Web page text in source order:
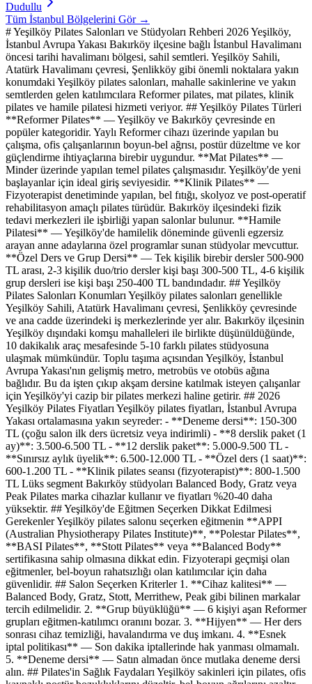
Dudullu
Tüm İstanbul Bölgelerini Gör →
# Yeşilköy Pilates Salonları ve Stüdyoları Rehberi 2026 Yeşilköy,
İstanbul Avrupa Yakası Bakırköy ilçesine bağlı İstanbul Havalimanı
öncesi tarihi havalimanı bölgesi, sahil semtleri. Yeşilköy Sahili,
Atatürk Havalimanı çevresi, Şenlikköy gibi önemli noktalara yakın
konumdaki Yeşilköy pilates salonları, mahalle sakinlerine ve yakın
semtlerden gelen katılımcılara Reformer pilates, mat pilates, klinik
pilates ve hamile pilatesi hizmeti veriyor. ## Yeşilköy Pilates Türleri
**Reformer Pilates** — Yeşilköy ve Bakırköy çevresinde en
popüler kategoridir. Yaylı Reformer cihazı üzerinde yapılan bu
çalışma, ofis çalışanlarının boyun-bel ağrısı, postür düzeltme ve kor
güçlendirme ihtiyaçlarına birebir uygundur. **Mat Pilates** —
Minder üzerinde yapılan temel pilates çalışmasıdır. Yeşilköy'de yeni
başlayanlar için ideal giriş seviyesidir. **Klinik Pilates** —
Fizyoterapist denetiminde yapılan, bel fıtığı, skolyoz ve post-operatif
rehabilitasyon amaçlı pilates türüdür. Bakırköy ilçesindeki fizik
tedavi merkezleri ile işbirliği yapan salonlar bulunur. **Hamile
Pilatesi** — Yeşilköy'de hamilelik döneminde güvenli egzersiz
arayan anne adaylarına özel programlar sunan stüdyolar mevcuttur.
**Özel Ders ve Grup Dersi** — Tek kişilik birebir dersler 500-900
TL arası, 2-3 kişilik duo/trio dersler kişi başı 300-500 TL, 4-6 kişilik
grup dersleri ise kişi başı 250-400 TL bandındadır. ## Yeşilköy
Pilates Salonları Konumları Yeşilköy pilates salonları genellikle
Yeşilköy Sahili, Atatürk Havalimanı çevresi, Şenlikköy çevresinde
ve ana cadde üzerindeki iş merkezlerinde yer alır. Bakırköy ilçesinin
Yeşilköy dışındaki komşu mahalleleri ile birlikte düşünüldüğünde,
10 dakikalık araç mesafesinde 5-10 farklı pilates stüdyosuna
ulaşmak mümkündür. Toplu taşıma açısından Yeşilköy, İstanbul
Avrupa Yakası'nın gelişmiş metro, metrobüs ve otobüs ağına
bağlıdır. Bu da işten çıkıp akşam dersine katılmak isteyen çalışanlar
için Yeşilköy'yi cazip bir pilates merkezi haline getirir. ## 2026
Yeşilköy Pilates Fiyatları Yeşilköy pilates fiyatları, İstanbul Avrupa
Yakası ortalamasına yakın seyreder: - **Deneme dersi**: 150-300
TL (çoğu salon ilk ders ücretsiz veya indirimli) - **8 derslik paket (1
ay)**: 3.500-6.500 TL - **12 derslik paket**: 5.000-9.500 TL -
**Sınırsız aylık üyelik**: 6.500-12.000 TL - **Özel ders (1 saat)**:
600-1.200 TL - **Klinik pilates seansı (fizyoterapist)**: 800-1.500
TL Lüks segment Bakırköy stüdyoları Balanced Body, Gratz veya
Peak Pilates marka cihazlar kullanır ve fiyatları %20-40 daha
yüksektir. ## Yeşilköy'de Eğitmen Seçerken Dikkat Edilmesi
Gerekenler Yeşilköy pilates salonu seçerken eğitmenin **APPI
(Australian Physiotherapy Pilates Institute)**, **Polestar Pilates**,
**BASI Pilates**, **Stott Pilates** veya **Balanced Body**
sertifikasına sahip olmasına dikkat edin. Fizyoterapi geçmişi olan
eğitmenler, bel-boyun rahatsızlığı olan katılımcılar için daha
güvenlidir. ## Salon Seçerken Kriterler 1. **Cihaz kalitesi** —
Balanced Body, Gratz, Stott, Merrithew, Peak gibi bilinen markalar
tercih edilmelidir. 2. **Grup büyüklüğü** — 6 kişiyi aşan Reformer
grupları eğitmen-katılımcı oranını bozar. 3. **Hijyen** — Her ders
sonrası cihaz temizliği, havalandırma ve duş imkanı. 4. **Esnek
iptal politikası** — Son dakika iptallerinde hak yanması olmamalı.
5. **Deneme dersi** — Satın almadan önce mutlaka deneme dersi
alın. ## Pilates'in Sağlık Faydaları Yeşilköy sakinleri için pilates, ofis